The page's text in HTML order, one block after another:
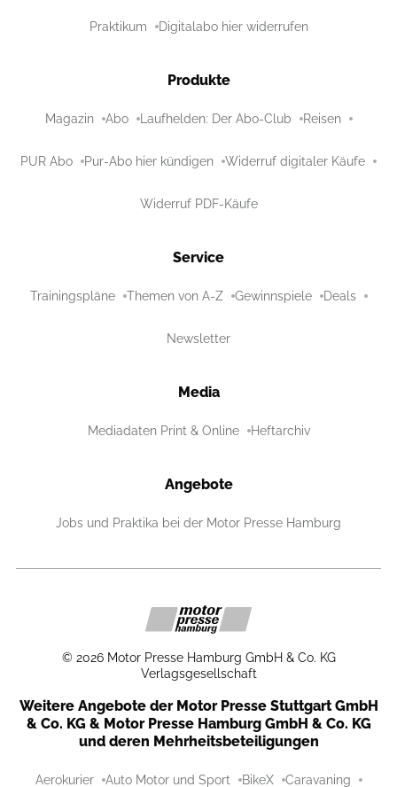
Praktikum Digitalabo hier widerrufen
Produkte
Magazin Abo Laufhelden: Der Abo-Club Reisen
PUR Abo Pur-Abo hier kündigen Widerruf digitaler Käufe
Widerruf PDF-Käufe
Service
Trainingspläne Themen von A-Z Gewinnspiele Deals
Newsletter
Media
Mediadaten Print & Online Heftarchiv
Angebote
Jobs und Praktika bei der Motor Presse Hamburg
© 2026 Motor Presse Hamburg GmbH & Co. KG
Verlagsgesellschaft
Weitere Angebote der Motor Presse Stuttgart GmbH
& Co. KG & Motor Presse Hamburg GmbH & Co. KG
und deren Mehrheitsbeteiligungen
Aerokurier Auto Motor und Sport BikeX Caravaning